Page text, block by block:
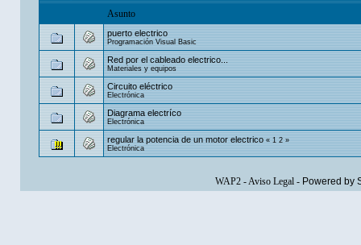
Asunto
puerto electrico
Programación Visual Basic
Red por el cableado electrico...
Materiales y equipos
Circuito eléctrico
Electrónica
Diagrama electríco
Electrónica
regular la potencia de un motor electrico «1 2»
Electrónica
WAP2-Aviso Legal- Powered by